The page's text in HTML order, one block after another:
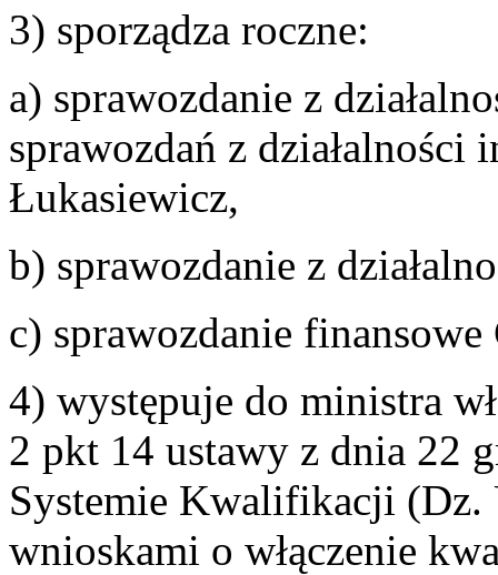
3) sporządza roczne:
a) sprawozdanie z
sprawozdań z
Łukasiewicz,
b) sprawozdanie z
c) sprawozdanie
4) występuje do ministra
2 pkt 14 ustawy z dnia 22
Systemie Kwalifikacji (Dz.
wnioskami o włączenie